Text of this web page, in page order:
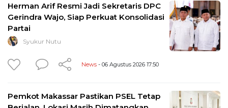
Herman Arif Resmi Jadi Sekretaris DPC
Gerindra Wajo, Siap Perkuat Konsolidasi
Partai
Syukur Nutu
News - 06 Agustus 2026 17:50
Pemkot Makassar Pastikan PSEL Tetap